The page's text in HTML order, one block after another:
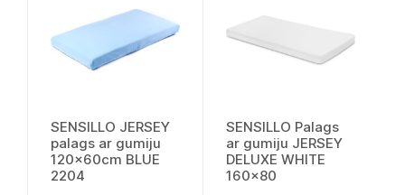
SENSILLO JERSEY
palags ar gumiju
120x60cm BLUE
2204
SENSILLO Palags
ar gumiju JERSEY
DELUXE WHITE
160x80